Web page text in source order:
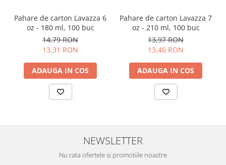
Pahare de carton Lavazza 6
oz - 180 ml, 100 buc
14,79 RON
13,31 RON
ADAUGA IN COS
Pahare de carton Lavazza 7
oz - 210 ml, 100 buc
13,97 RON
13,46 RON
ADAUGA IN COS
NEWSLETTER
Nu rata ofertele si promotiile noastre